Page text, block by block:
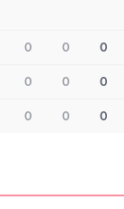
0 0 0
0 0 0
0 0 0